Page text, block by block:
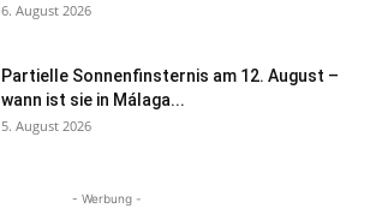
6. August 2026
Partielle Sonnenfinsternis am 12. August –
wann ist sie in Málaga...
5. August 2026
- Werbung -